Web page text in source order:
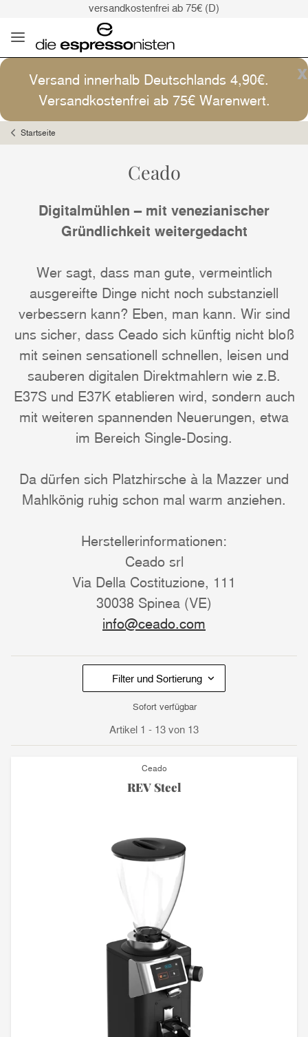
Kaffee ist Kunst
Versand: 4,90€ (D)
versandkostenfrei ab 75€ (D)
Kaffee ist Kunst
x
Versand innerhalb Deutschlands 4,90€.
Versandkostenfrei ab 75€ Warenwert.
Startseite
Ceado
Digitalmühlen – mit venezianischer
Gründlichkeit weitergedacht
Wer sagt, dass man gute, vermeintlich
ausgereifte Dinge nicht noch substanziell
verbessern kann? Eben, man kann. Wir sind
uns sicher, dass Ceado sich künftig nicht bloß
mit seinen sensationell schnellen, leisen und
sauberen digitalen Direktmahlern wie z.B.
E37S und E37K etablieren wird, sondern auch
mit weiteren spannenden Neuerungen, etwa
im Bereich Single-Dosing.
Da dürfen sich Platzhirsche à la Mazzer und
Mahlkönig ruhig schon mal warm anziehen.
Herstellerinformationen:
Ceado srl
Via Della Costituzione, 111
30038 Spinea (VE)
info@ceado.com
Filter und Sortierung
Sofort verfügbar
Artikel 1 - 13 von 13
Ceado
REV Steel